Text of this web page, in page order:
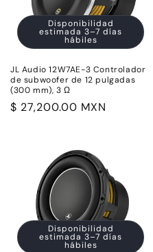
ó
:
Disponibilidad
estimada 3–7 días
hábiles
JL Audio 12W7AE-3 Controlador
de subwoofer de 12 pulgadas
(300 mm), 3 Ω
Precio
$ 27,200.00 MXN
Disponibilidad
estimada 3–7 días
hábiles